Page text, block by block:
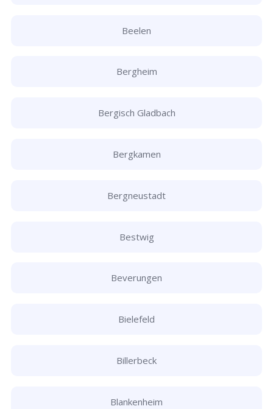
Beelen
Bergheim
Bergisch Gladbach
Bergkamen
Bergneustadt
Bestwig
Beverungen
Bielefeld
Billerbeck
Blankenheim